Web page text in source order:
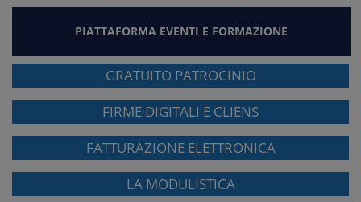
PIATTAFORMA EVENTI E FORMAZIONE
GRATUITO PATROCINIO
FIRME DIGITALI E CLIENS
FATTURAZIONE ELETTRONICA
LA MODULISTICA